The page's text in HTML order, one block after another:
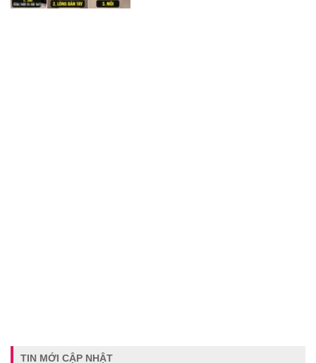
TIN MỚI CẬP NHẬT